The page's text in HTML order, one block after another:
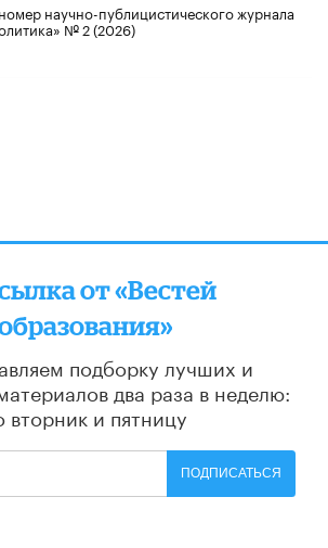
научно-публицистического журнала
№ 2 (2026)
от «Вестей
подборку лучших и
два раза в неделю:
вторник и пятницу
ПОДПИСАТЬСЯ